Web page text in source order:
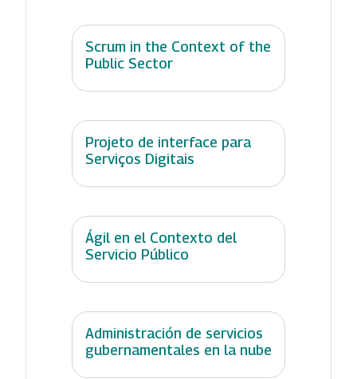
Scrum in the Context of the
Public Sector
Projeto de interface para
Serviços Digitais
Ágil en el Contexto del
Servicio Público
Administración de servicios
gubernamentales en la nube